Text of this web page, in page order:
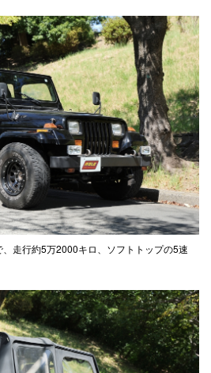
走行約5万2000キロ、ソフトトップの5速